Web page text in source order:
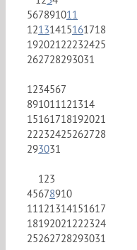
567891011
12131415161718
192021 22232425
262728293031
1 234567
891011 121314
15161718192021
22232425262728
293031
1 23
45678910
11 121314151617
18192021 222324
25262728293031